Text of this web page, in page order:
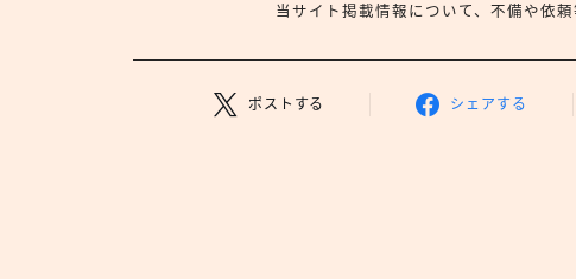
当サイト掲載情報について、不備や依
ポストする シェアする